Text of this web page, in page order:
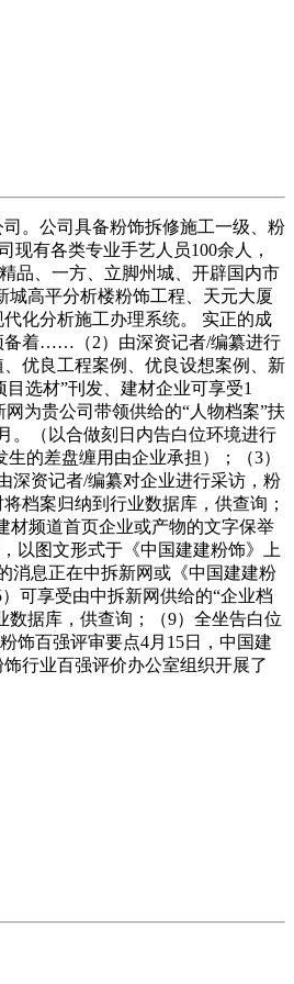
。公司具备粉饰拆修施工一级、粉
现有各类专业手艺人员100余人，
品、一方、立脚州城、开辟国内市
城高平分析楼粉饰工程、天元大厦
化分析施工办理系统。 实正的成
备着……（2）由深资记者/编纂进行
优良工程案例、优良设想案例、新
选材”刊发、建材企业可享受1
为贵公司带领供给的“人物档案”扶
。（以合做刻日内告白位环境进行
的差盘缠用由企业承担）；（3）
深资记者/编纂对企业进行采访，粉
档案归纳到行业数据库，供查询；
材频道首页企业或产物的文字保举
以图文形式于《中国建建粉饰》上
消息正在中拆新网或《中国建建粉
可享受由中拆新网供给的“企业档
数据库，供查询；（9）全坐告白位
饰百强评审要点4月15日，中国建
行业百强评价办公室组织开展了